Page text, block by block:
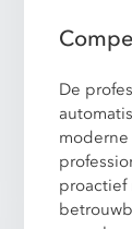
De
proactief